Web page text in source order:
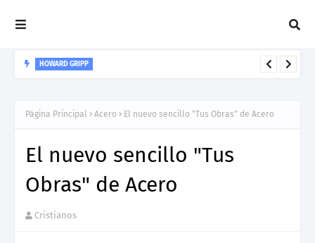
HOWARD GRIPP
Página Principal Acero El nuevo sencillo "Tus Obras" de Acero
El nuevo sencillo "Tus
Obras" de Acero
Cristianos